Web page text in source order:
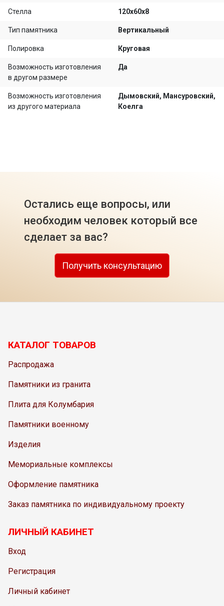
Стелла 120х60х8
Тип памятника Вертикальный
Полировка Круговая
Возможность изготовления
в другом размере
Да
Возможность изготовления
из другого материала
Дымовский, Мансуровский,
Коелга
Остались еще вопросы, или
необходим человек который все
сделает за вас?
Получить консультацию
КАТАЛОГ ТОВАРОВ
Распродажа
Памятники из гранита
Плита для Колумбария
Памятники военному
Изделия
Мемориальные комплексы
Оформление памятника
Заказ памятника по индивидуальному проекту
ЛИЧНЫЙ КАБИНЕТ
Вход
Регистрация
Личный кабинет